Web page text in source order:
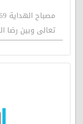
تعالى وبين رضا